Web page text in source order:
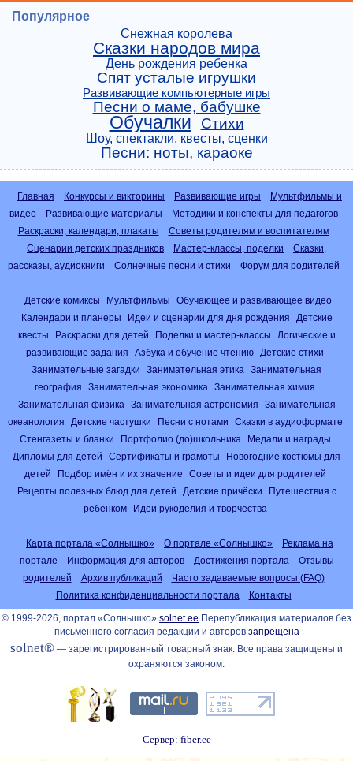
Популярное
Снежная королева
Сказки народов мира
День рождения ребенка
Спят усталые игрушки
Развивающие компьютерные игры
Песни о маме, бабушке
Обучалки Стихи
Шоу, спектакли, квесты, сценки
Песни: ноты, караоке
Главная Конкурсы и викторины Развивающие игры
Мультфильмы и
видео
Развивающие материалы
Методики и конспекты для педагогов
Раскраски, календари, плакаты
Советы родителям и воспитателям
Сценарии детских праздников
Мастер-классы, поделки
Сказки,
рассказы, аудиокниги
Солнечные песни и стихи Форум для родителей
Детские комиксы Мультфильмы
Обучающее и развивающее видео
Календари и планеры
Идеи и сценарии для дня рождения
Детские
квесты
Раскраски для детей Поделки и мастер-классы
Логические и
развивающие задания
Азбука и обучение чтению
Детские стихи
Занимательные загадки
Занимательная этика
Занимательная
география
Занимательная экономика
Занимательная химия
Занимательная физика
Занимательная астрономия
Занимательная
океанология
Детские частушки Песни с нотами
Сказки в аудиоформате
Стенгазеты и бланки
Портфолио (до)школьника
Медали и награды
Дипломы для детей
Сертификаты и грамоты
Новогодние костюмы для
детей
Подбор имён и их значение
Советы и идеи для родителей
Рецепты полезных блюд для детей
Детские причёски
Путешествия с
ребёнком
Идеи рукоделия и творчества
Карта портала «Солнышко» О портале «Солнышко»
Реклама на
портале
Информация для авторов Достижения портала
Отзывы
родителей
Архив публикаций
Часто задаваемые вопросы (FAQ)
Политика конфиденциальности портала
Контакты
© 1999-2026, портал «Солнышко» solnet.ee Перепубликация материалов без
письменного согласия редакции и авторов запрещена
solnet® — зарегистрированный товарный знак. Все права защищены и
охраняются законом.
Сервер: fiber.ee